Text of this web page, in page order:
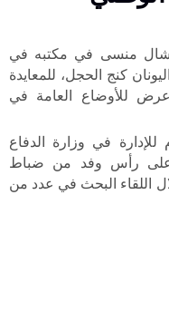
ميشال منسى في مكتبه في
كنج الحجل، للمعايدة
عرض للأوضاع العامة في
للإدارة في وزارة الدفاع
على رأس وفد من ضباط
اللقاء البحث في عدد من